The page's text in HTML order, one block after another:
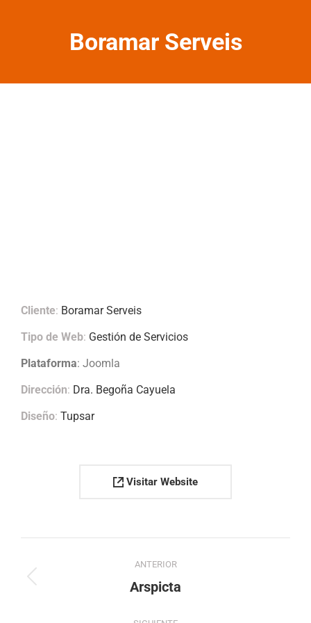
Boramar Serveis
Cliente: Boramar Serveis
Tipo de Web: Gestión de Servicios
Plataforma: Joomla
Dirección: Dra. Begoña Cayuela
Diseño: Tupsar
Visitar Website
entre
ANTERIOR
Proyecto
Arspicta